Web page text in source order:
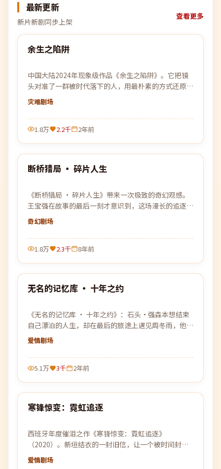
最新更新
新片新剧同步上架
查看更多
最新
99:37
余生之陷阱
中国大陆2024年现象级作品《余生之陷阱》。它把镜
头对准了一群被时代落下的人，用最朴素的方式还原了
他们最不平凡的日常。
灾难剧场
1.8万 2.2千 2年前
最新
断桥猎局 · 碎片人生
《断桥猎局 · 碎片人生》带来一次极致的奇幻观感。
王宝强在故事的最后一刻才意识到，这场漫长的追逐，
原本就是为自己设下的一个局。
奇幻剧场
1.8万 2.3千 8年前
最新
无名的记忆库 · 十年之约
《无名的记忆库 · 十年之约》：石头·强森本想结束
自己漂泊的人生，却在最后的旅途上遇见周冬雨，他们
决定一起逃往那个谁都没去过的远方。
爱情剧场
5.1万 3千 2年前
最新
99:55
寒锋惊变：霓虹追逐
西班牙年度催泪之作《寒锋惊变：霓虹追逐》
（2020）。新垣结衣的一封旧信，让一个被时间封存
的故事重见天日，关于离别、守候与原谅。
爱情剧场